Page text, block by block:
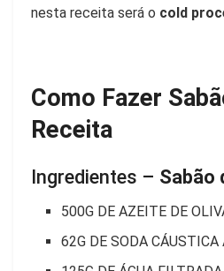
nesta receita será o cold
Como Fazer
Receita
Ingredientes – Sabão
500G DE AZEITE DE
62G DE SODA CÁUSTICA